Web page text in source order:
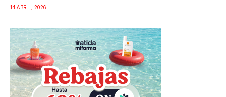
14 ABRIL, 2026